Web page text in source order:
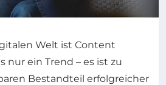
Welt ist Content
nur ein Trend – es ist zu
Bestandteil erfolgreicher